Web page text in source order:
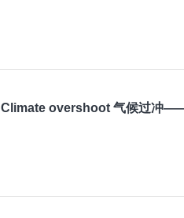
Climate overshoot 气候过冲